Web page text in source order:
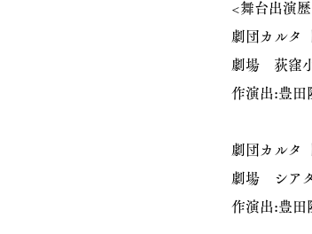
<舞台出演
劇団カルタ
劇場 荻窪
作演出:豊田
劇団カルタ
劇場 シア
作演出:豊田